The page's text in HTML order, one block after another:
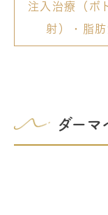
注入治療（ボ
射）・脂
ダーマ